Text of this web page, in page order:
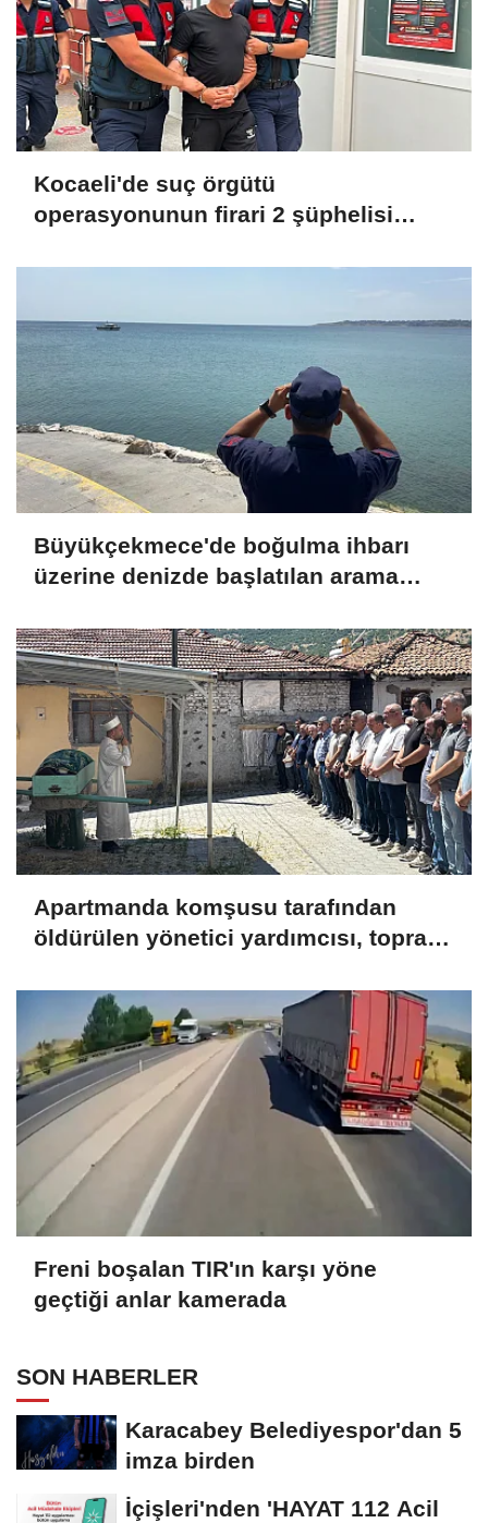
Kocaeli'de suç örgütü
operasyonunun firari 2 şüphelisi
Büyükçekmece'de boğulma ihbarı
üzerine denizde başlatılan arama
Apartmanda komşusu tarafından
öldürülen yönetici yardımcısı, toprağa
Freni boşalan TIR'ın karşı yöne
geçtiği anlar kamerada
SON HABERLER
Karacabey Belediyespor'dan 5
imza birden
İçişleri'nden 'HAYAT 112 Acil